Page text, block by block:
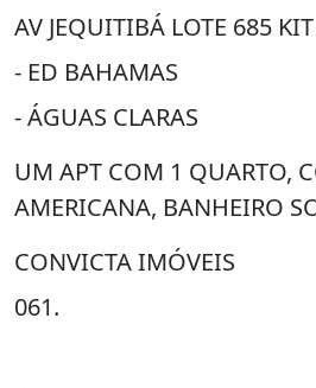
AV JEQUITIBÁ LOTE 685
- ED BAHAMAS
- ÁGUAS CLARAS
UM APT COM 1 QUARTO,
AMERICANA, BANHEIRO
CONVICTA IMÓVEIS
061.